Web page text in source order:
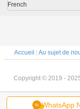
WhatsApp
French
Accueil | Au sujet de
Copyright © 2019 -